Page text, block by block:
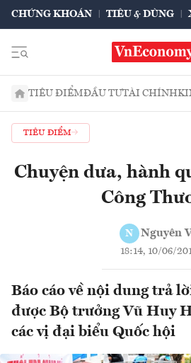
CHỨNG KHOÁN TIÊU & DÙNG
TIÊU ĐIỂMĐẦU TƯTÀI CHÍNH
TIÊU ĐIỂM
Chuyện dưa, hành
Công
N Nguyên
18:14, 10/06/
Báo cáo về nội dung trả
được Bộ trưởng Vũ Huy
các vị đại biểu Quốc hội